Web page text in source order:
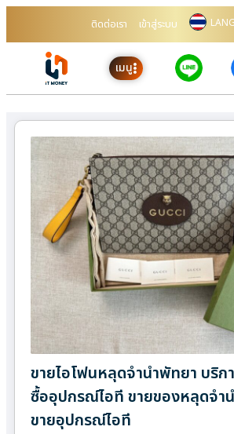
ติดต่อเรา เข้าสู่ระบบ
เมนู
ขายไอโฟนหลุดจำนำพัทยา บริก
ซื้ออุปกรณ์ไอที ขายของหลุดจำ
ขายอุปกรณ์ไอที